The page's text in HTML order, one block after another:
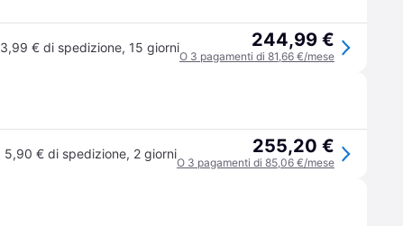
3,99 € di spedizione, 15 giorni 244,99 €
O 3 pagamenti di 81,66 €/mese
5,90 € di spedizione, 2 giorni 255,20 €
O 3 pagamenti di 85,06 €/mese